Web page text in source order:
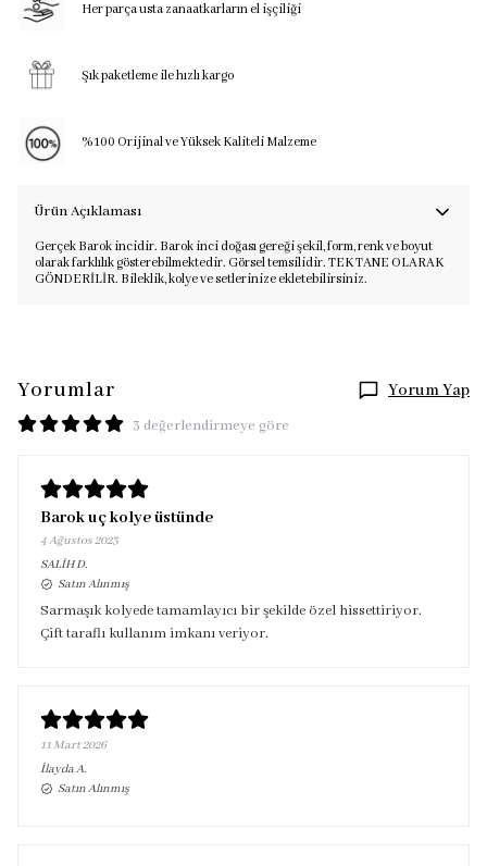
Her parça usta zanaatkarların el işçiliği
Şık paketleme ile hızlı kargo
%100 Orijinal ve Yüksek Kaliteli Malzeme
Ürün Açıklaması
Gerçek Barok incidir. Barok inci doğası gereği şekil, form, renk ve boyut
olarak farklılık gösterebilmektedir. Görsel temsilidir. TEK TANE OLARAK
GÖNDERİLİR. Bileklik, kolye ve setlerinize ekletebilirsiniz.
Yorumlar Yorum Yap
3 değerlendirmeye göre
Barok uç kolye üstünde
4 Ağustos 2023
SALİHD.
Satın Alınmış
Sarmaşık kolyede tamamlayıcı bir şekilde özel hissettiriyor.
Çift taraflı kullanım imkanı veriyor.
11 Mart 2026
İlaydaA.
Satın Alınmış